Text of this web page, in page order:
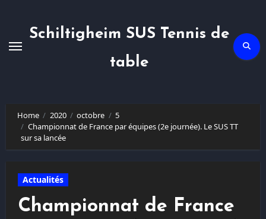
Schiltigheim SUS Tennis de
table
Home 2020 octobre
5
Championnat de France par équipes (2e journée). Le SUS TT
sur sa lancée
Actualités
Championnat de France